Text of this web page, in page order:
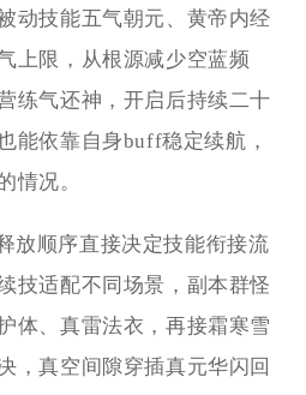
动技能五气朝元、黄帝内经
上限，从根源减少空蓝频
练气还神，开启后持续二十
能依靠自身buff稳定续航，
情况。
放顺序直接决定技能衔接流
技适配不同场景，副本群怪
体、真雷法衣，再接霜寒雪
，真空间隙穿插真元华闪回